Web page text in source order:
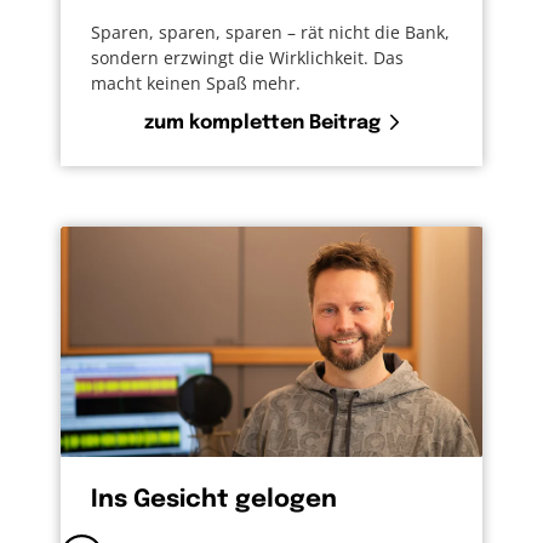
Sparen, sparen, sparen – rät nicht die Bank,
sondern erzwingt die Wirklichkeit. Das
macht keinen Spaß mehr.
zum kompletten Beitrag
Ins Gesicht gelogen